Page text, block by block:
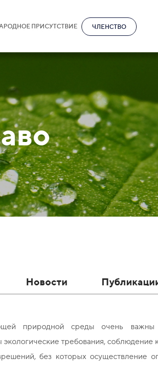
ПРИСУТСТВИЕ ЧЛЕНСТВО
Новости
природной среды очень важны
требования, соблюдение
без которых осуществление